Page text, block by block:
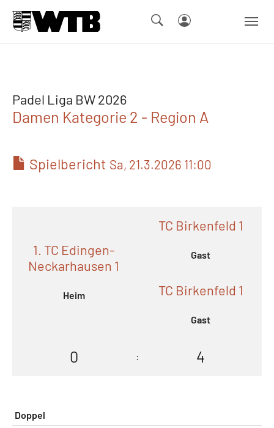
Padel Liga BW 2026
Damen Kategorie 2 - Region A
Spielbericht Sa, 21.3.2026 11:00
1. TC Edingen-
Neckarhausen 1
Heim
TC Birkenfeld 1
Gast
TC Birkenfeld 1
Gast
0 : 4
Doppel